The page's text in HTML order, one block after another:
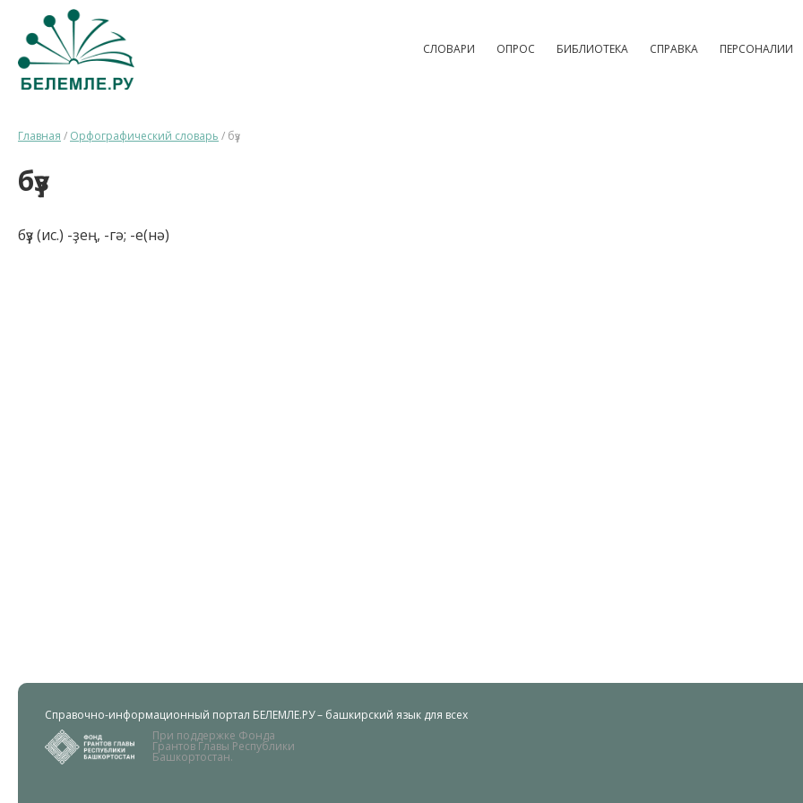
СЛОВАРИ ОПРОС БИБЛИОТЕКА СПРАВКА ПЕРСОНАЛИИ
Главная / Орфографический словарь / бүҙ
бүҙ
бүҙ (ис.) -ҙең, -гә; -е(нә)
Справочно-информационный портал БЕЛЕМЛЕ.РУ – башкирский язык для всех
При поддержке Фонда
Грантов Главы Республики
Башкортостан.